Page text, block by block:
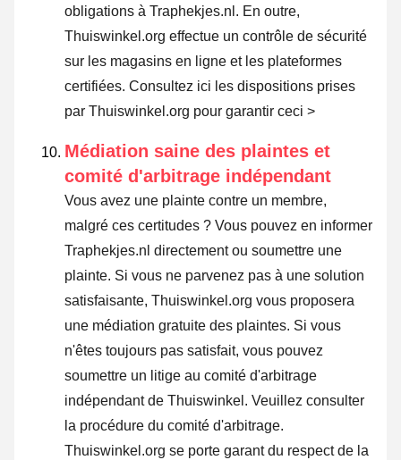
obligations à Traphekjes.nl. En outre,
Thuiswinkel.org effectue un contrôle de sécurité
sur les magasins en ligne et les plateformes
certifiées. Consultez ici les dispositions prises
par Thuiswinkel.org pour garantir ceci >
Médiation saine des plaintes et
comité d'arbitrage indépendant
Vous avez une plainte contre un membre,
malgré ces certitudes ? Vous pouvez en informer
Traphekjes.nl directement ou soumettre une
plainte. Si vous ne parvenez pas à une solution
satisfaisante, Thuiswinkel.org vous proposera
une médiation gratuite des plaintes. Si vous
n'êtes toujours pas satisfait, vous pouvez
soumettre un litige au comité d'arbitrage
indépendant de Thuiswinkel. Veuillez consulter
la procédure du comité d'arbitrage.
Thuiswinkel.org se porte garant du respect de la